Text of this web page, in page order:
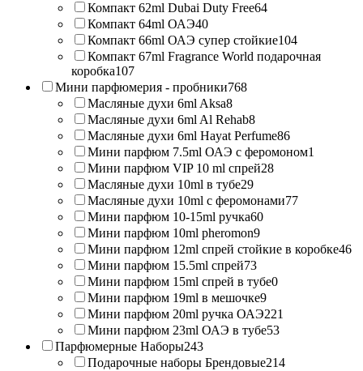
Компакт 62ml Dubai Duty Free64
Компакт 64ml ОАЭ40
Компакт 66ml ОАЭ супер стойкие104
Компакт 67ml Fragrance World подарочная
коробка107
Мини парфюмерия - пробники768
Масляные духи 6ml Aksa8
Масляные духи 6ml Al Rehab8
Масляные духи 6ml Hayat Perfume86
Мини парфюм 7.5ml ОАЭ с феромоном1
Мини парфюм VIP 10 ml спрей28
Масляные духи 10ml в тубе29
Масляные духи 10ml с феромонами77
Мини парфюм 10-15ml ручка60
Мини парфюм 10ml pheromon9
Мини парфюм 12ml спрей стойкие в коробке46
Мини парфюм 15.5ml спрей73
Мини парфюм 15ml спрей в тубе0
Мини парфюм 19ml в мешочке9
Мини парфюм 20ml ручка ОАЭ221
Мини парфюм 23ml ОАЭ в тубе53
Парфюмерные Наборы243
Подарочные наборы Брендовые214